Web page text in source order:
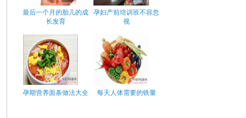
最后一个月的胎儿的成
长发育
孕妇产前培训班不容忽
视
孕期营养面条做法大全 每天人体需要的铁量